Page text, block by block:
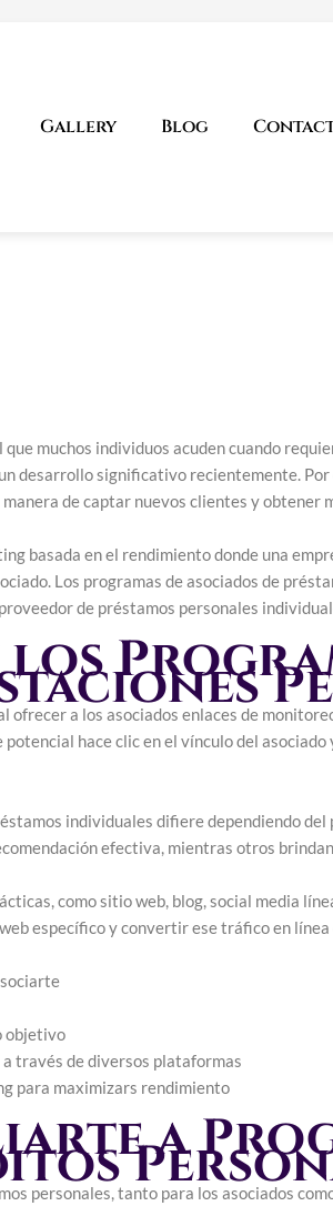
Gallery Blog
muchos individuos acuden cuando
desarrollo significativo recientemente. Por
de captar nuevos clientes y obtener
basada en el rendimiento donde una
Los programas de asociados de
de préstamos personales
a los asociados enlaces de
hace clic en el vínculo del
individuales difiere dependiendo
efectiva, mientras otros
como sitio web, blog, social media
específico y convertir ese tráfico en línea
objetivo
través de diversos plataformas
para maximizars rendimiento
a
personales, tanto para los asociados